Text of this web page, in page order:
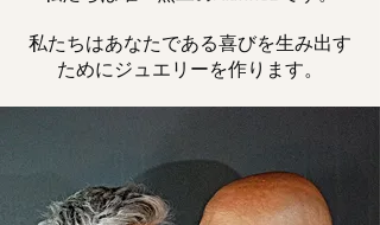
私たちはあなたである喜びを生み出す
ためにジュエリーを作ります。